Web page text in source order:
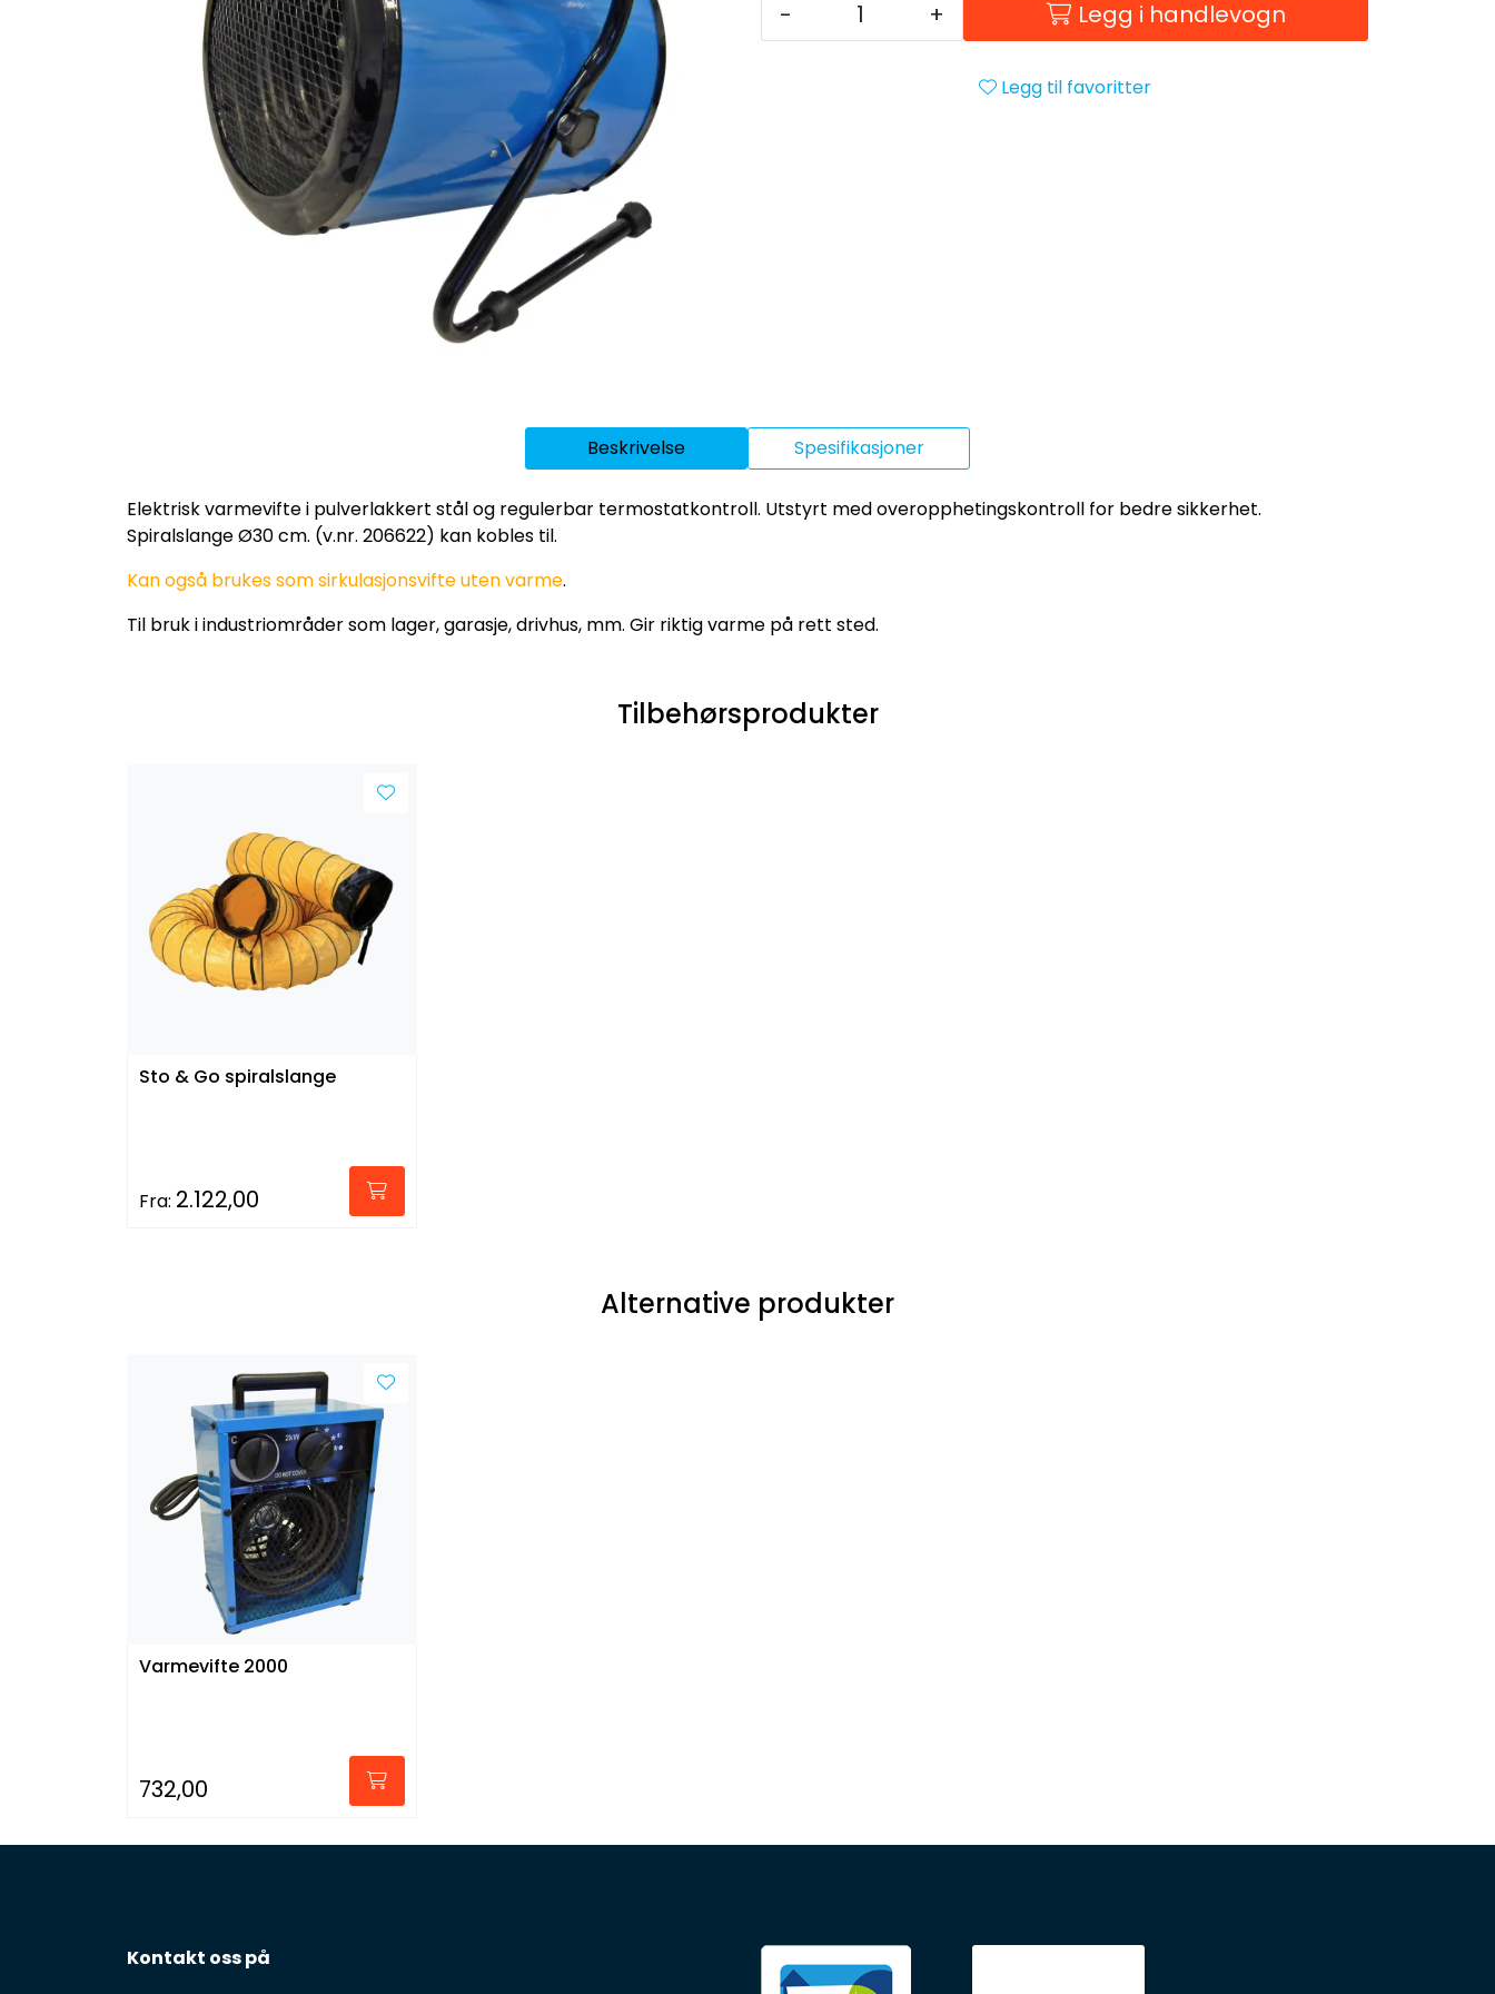
- + Legg i handlevogn
Legg til favoritter
Beskrivelse Spesifikasjoner
Elektrisk varmevifte i pulverlakkert stål og regulerbar termostatkontroll. Utstyrt med overopphetingskontroll for bedre sikkerhet.
Spiralslange Ø30 cm. (v.nr. 206622) kan kobles til.
Kan også brukes som sirkulasjonsvifte uten varme.
Til bruk i industriområder som lager, garasje, drivhus, mm. Gir riktig varme på rett sted.
Tilbehørsprodukter
Sto & Go spiralslange
Fra: 2.122,00
Alternative produkter
Varmevifte 2000
732,00
Kontakt oss på